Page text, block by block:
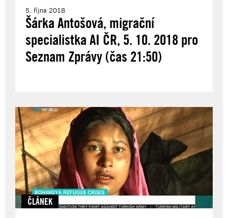
5. října 2018
Šárka Antošová, migrační
specialistka AI ČR, 5. 10. 2018 pro
Seznam Zprávy (čas 21:50)
ČLÁNEK